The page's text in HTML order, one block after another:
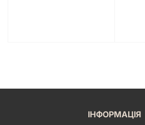
ІНФОРМАЦІЯ